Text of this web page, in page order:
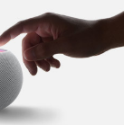
图库 图像